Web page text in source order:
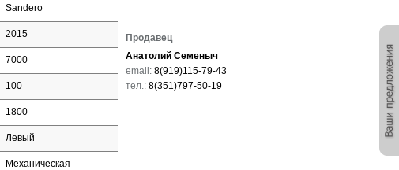
Sandero
2015
7000
100
1800
Левый
Механическая
Продавец
Анатолий Семеныч
email: 8(919)115-79-43
тел.: 8(351)797-50-19